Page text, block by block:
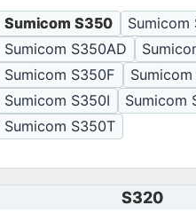
Sumicom S350
Sumicom
Sumicom S350AD
Sumicom S350F
Sumicom S350I
Sumicom
Sumicom S350T
S320